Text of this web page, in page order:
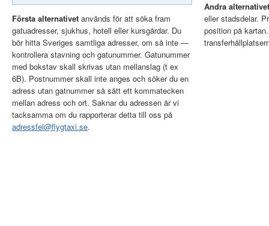
Första alternativet används för att söka fram
gatuadresser, sjukhus, hotell eller kursgårdar. Du
bör hitta Sveriges samtliga adresser, om så inte —
kontrollera stavning och gatunummer. Gatunummer
med bokstav skall skrivas utan mellanslag (t ex
6B). Postnummer skall inte anges och söker du en
adress utan gatnummer så sätt ett kommatecken
mellan adress och ort. Saknar du adressen är vi
tacksamma om du rapporterar detta till oss på
adressfel@flygtaxi.se.
Andra alternativet
eller stadsdelar.
position på